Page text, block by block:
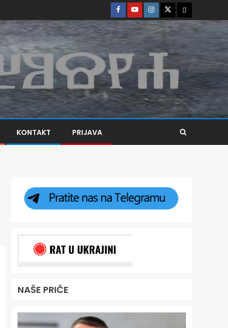
KONTAKT PRIJAVA
NAŠE PRIČE